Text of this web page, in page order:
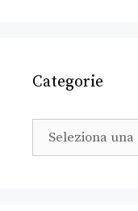
Categorie